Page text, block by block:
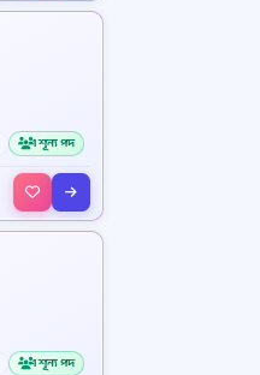
1 শূন্য পদ
1 শূন্য পদ